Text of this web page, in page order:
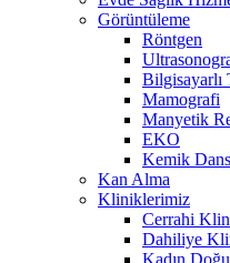
Görüntüleme
Röntgen
Bilgisayarlı
Mamografi
Manyetik
EKO
Kemik
Kan Alma
Kliniklerimiz
Cerrahi
Dahiliye
Kadın